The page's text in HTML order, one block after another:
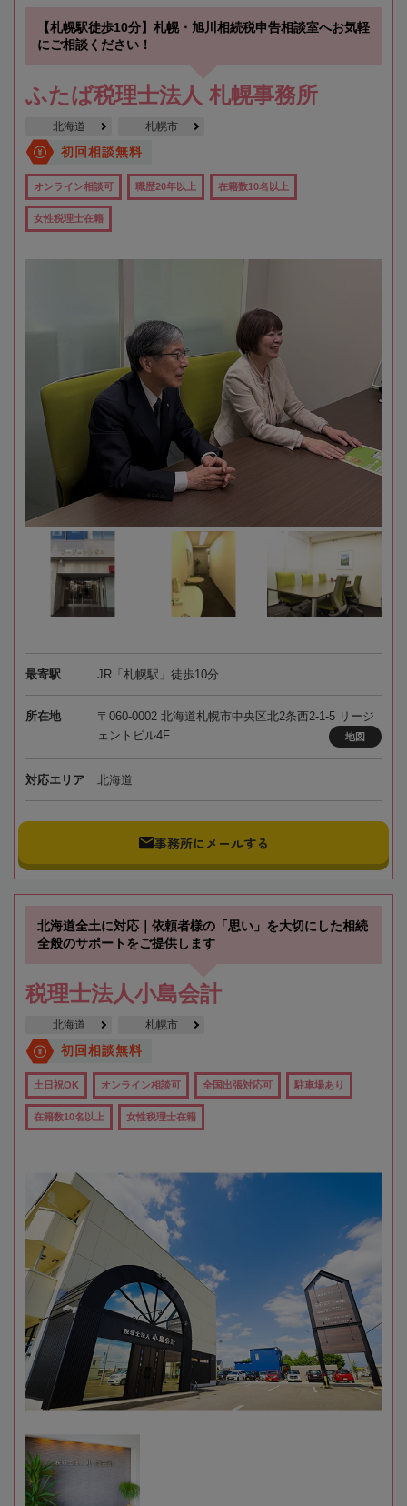
【札幌駅徒歩10分】札幌・旭川相続税申告相談室へお気軽
にご相談ください！
ふたば税理士法人 札幌事務所
北海道 札幌市
初回相談無料
オンライン相談可 職歴20年以上 在籍数10名以上
女性税理士在籍
最寄駅 JR「札幌駅」徒歩10分
所在地
〒060-0002 北海道札幌市中央区北2条西2-1-5 リージ
ェントビル4F
地図
対応エリア 北海道
事務所にメールする
北海道全土に対応｜依頼者様の「思い」を大切にした相続
全般のサポートをご提供します
税理士法人小島会計
北海道 札幌市
初回相談無料
土日祝OK オンライン相談可 全国出張対応可 駐車場あり
在籍数10名以上 女性税理士在籍